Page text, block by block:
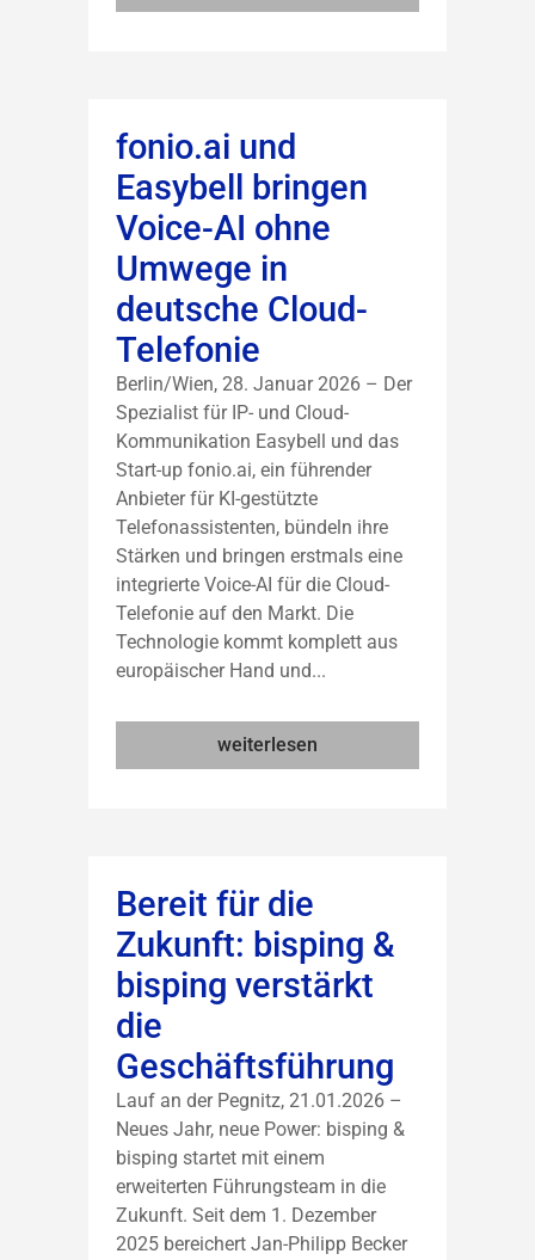
fonio.ai und
Easybell bringen
Voice-AI ohne
Umwege in
deutsche Cloud-
Telefonie
Berlin/Wien, 28. Januar 2026 – Der
Spezialist für IP- und Cloud-
Kommunikation Easybell und das
Start-up fonio.ai, ein führender
Anbieter für KI-gestützte
Telefonassistenten, bündeln ihre
Stärken und bringen erstmals eine
integrierte Voice-AI für die Cloud-
Telefonie auf den Markt. Die
Technologie kommt komplett aus
europäischer Hand und...
weiterlesen
Bereit für die
Zukunft: bisping &
bisping verstärkt
die
Geschäftsführung
Lauf an der Pegnitz, 21.01.2026 –
Neues Jahr, neue Power: bisping &
bisping startet mit einem
erweiterten Führungsteam in die
Zukunft. Seit dem 1. Dezember
2025 bereichert Jan-Philipp Becker